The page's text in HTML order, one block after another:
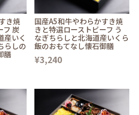
き焼
フ 炭
産いく
らしの
膳
国産A5和牛やわらかすき焼
きと特選ローストビーフ う
なぎちらしと北海道産いくら
飯のおもてなし懐石御膳
¥3,240